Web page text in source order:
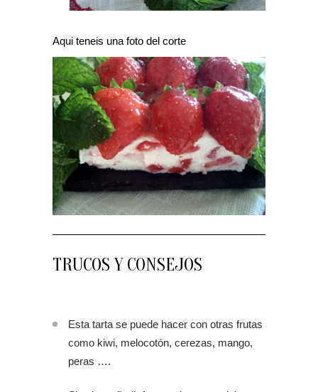
Aqui teneis una foto del corte
TRUCOS Y CONSEJOS
Esta tarta se puede hacer con otras frutas
como kiwi, melocotón, cerezas, mango,
peras ….